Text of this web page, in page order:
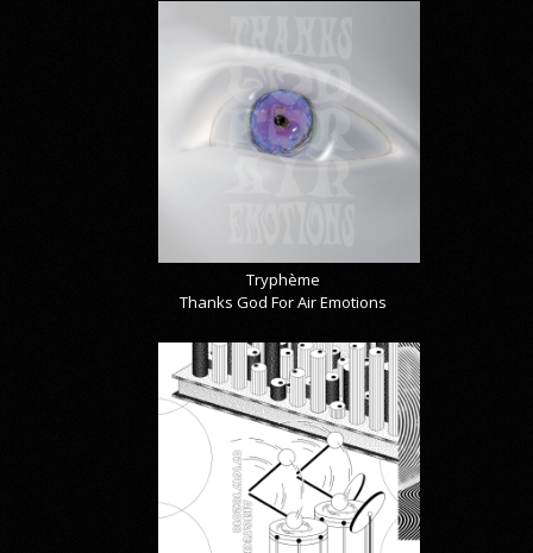
Tryphème
Thanks God For Air Emotions